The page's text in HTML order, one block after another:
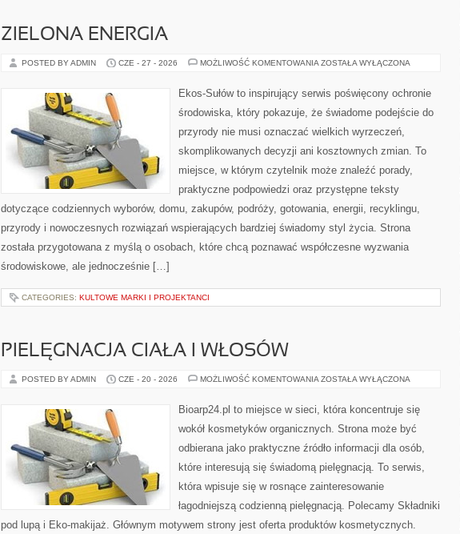
ZIELONA ENERGIA
POSTED BY ADMIN CZE - 27 - 2026 MOŻLIWOŚĆ KOMENTOWANIA ZIELONA
ZOSTAŁA WYŁĄCZONA
Ekos-Sułów to inspirujący serwis poświęcony ochronie
środowiska, który pokazuje, że świadome podejście do
przyrody nie musi oznaczać wielkich wyrzeczeń,
skomplikowanych decyzji ani kosztownych zmian. To
miejsce, w którym czytelnik może znaleźć porady,
praktyczne podpowiedzi oraz przystępne teksty
dotyczące codziennych wyborów, domu, zakupów, podróży, gotowania, energii, recyklingu,
przyrody i nowoczesnych rozwiązań wspierających bardziej świadomy styl życia. Strona
została przygotowana z myślą o osobach, które chcą poznawać współczesne wyzwania
środowiskowe, ale jednocześnie […]
CATEGORIES: KULTOWE MARKI I PROJEKTANCI
PIELĘGNACJA CIAŁA I WŁOSÓW
POSTED BY ADMIN CZE - 20 - 2026 MOŻLIWOŚĆ KOMENTOWANIA PIELĘGNACJA
WŁOSÓW
ZOSTAŁA WYŁĄCZONA
Bioarp24.pl to miejsce w sieci, która koncentruje się
wokół kosmetyków organicznych. Strona może być
odbierana jako praktyczne źródło informacji dla osób,
które interesują się świadomą pielęgnacją. To serwis,
która wpisuje się w rosnące zainteresowanie
łagodniejszą codzienną pielęgnacją. Polecamy Składniki
pod lupą i Eko-makijaż. Głównym motywem strony jest oferta produktów kosmetycznych.